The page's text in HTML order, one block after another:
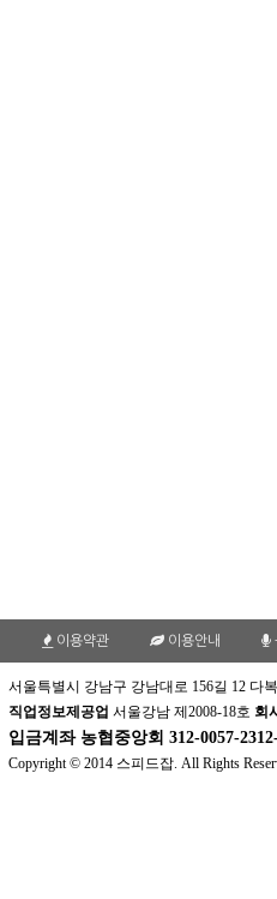
이용약관 이용안내
서울특별시 강남구 강남대로 156길 12 다
직업정보제공업 서울강남 제2008-18호 회
입금계좌 농협중앙회 312-0057-
Copyright © 2014 스피드잡. All Rights